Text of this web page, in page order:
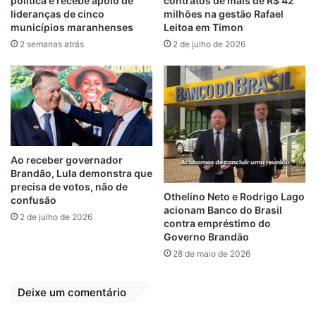
com qualidade à população”, afirmou a
secretária Lúcia Vasconcelos.
A reunião contou com a presença da
pode conferir a parte orçamentária, que
está sendo planejada de forma condizente
com a realidade e as obrigações da Semus.
O ato contou, ainda, com a participação do
Assessor de Victor Hugo Gomes, a
Coordenadora da Atenção Básica, Araci
Magalhães, Coordenadora de saúde bucal,
Milane Kóis, a Assessora, Ana Carolina, o
Assessor técnico do controle e avaliação,
João Cunha, o Coordenador de controle
CPD, Tailton Carvalho, a assessora jurídica,
lideranças de cinco
municípios maranhenses
2 semanas atrás
milhões na gestão Rafael
Leitoa em Timon
2 de julho de 2026
Ao receber governador
Brandão, Lula demonstra que
precisa de votos, não de
confusão
2 de julho de 2026
Othelino Neto e Rodrigo Lago
acionam Banco do Brasil
contra empréstimo do
Governo Brandão
28 de maio de 2026
Deixe um comentário